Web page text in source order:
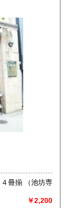
誌を中心に揃
自筆物から歴
町筋」電停下
池坊専
￥2,200